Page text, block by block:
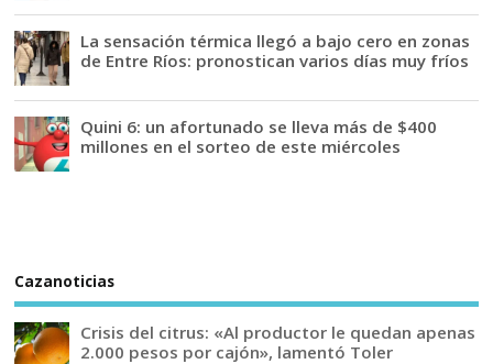
La sensación térmica llegó a bajo cero en zonas
de Entre Ríos: pronostican varios días muy fríos
Quini 6: un afortunado se lleva más de $400
millones en el sorteo de este miércoles
Cazanoticias
Crisis del citrus: «Al productor le quedan apenas
2.000 pesos por cajón», lamentó Toler